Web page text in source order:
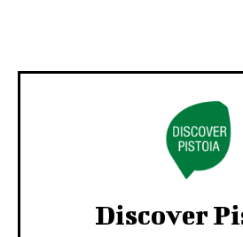
Discover